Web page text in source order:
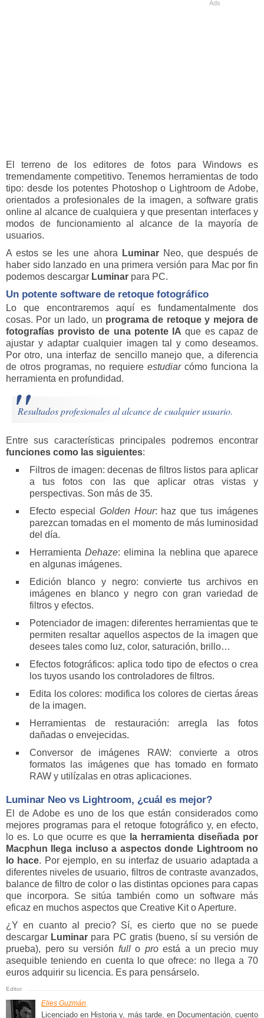
El terreno de los editores de fotos para Windows es
tremendamente competitivo. Tenemos herramientas de todo
tipo: desde los potentes Photoshop o Lightroom de Adobe,
orientados a profesionales de la imagen, a software gratis
online al alcance de cualquiera y que presentan interfaces y
modos de funcionamiento al alcance de la mayoría de
usuarios.
A estos se les une ahora
LuminarNeo, que después de
haber sido lanzado en una primera versión para Mac por fin
podemos descargar Luminar para PC.
Un potente software de retoque fotográfico
Lo que encontraremos aquí es fundamentalmente dos
cosas. Por un lado, un programa de retoque y mejora de
fotografías provisto de una potente IA que es capaz de
ajustar y adaptar cualquier imagen tal y como deseamos.
Por otro, una interfaz de sencillo manejo que, a diferencia
de otros programas, no requiere estudiarcómo funciona la
herramienta en profundidad.
Resultados profesionales al alcance de cualquier usuario.
Entre sus características principales podremos encontrar
funciones como las siguientes:
Filtros de imagen: decenas de filtros listos para aplicar
a tus fotos con las que aplicar otras vistas y
perspectivas. Son más de 35.
Efecto especial Golden Hour: haz que tus imágenes
parezcan tomadas en el momento de más luminosidad
del día.
HerramientaDehaze: elimina la neblina que aparece
en algunas imágenes.
Edición blanco y negro: convierte tus archivos en
imágenes en blanco y negro con gran variedad de
filtros y efectos.
Potenciador de imagen: diferentes herramientas que te
permiten resaltar aquellos aspectos de la imagen que
desees tales como luz, color, saturación, brillo…
Efectos fotográficos: aplica todo tipo de efectos o crea
los tuyos usando los controladores de filtros.
Edita los colores: modifica los colores de ciertas áreas
de la imagen.
Herramientas de restauración: arregla las fotos
dañadas o envejecidas.
Conversor de imágenes RAW: convierte a otros
formatos las imágenes que has tomado en formato
RAW y utilízalas en otras aplicaciones.
Luminar Neo vs Lightroom, ¿cuál es mejor?
El de Adobe es uno de los que están considerados como
mejores programas para el retoque fotográfico y, en efecto,
lo es. Lo que ocurre es que la herramienta diseñada por
Macphun llega incluso a aspectos donde Lightroom no
lo hace. Por ejemplo, en su interfaz de usuario adaptada a
diferentes niveles de usuario, filtros de contraste avanzados,
balance de filtro de color o las distintas opciones para capas
que incorpora. Se sitúa también como un software más
eficaz en muchos aspectos que Creative Kit o Aperture.
¿Y en cuanto al precio? Sí, es cierto que no se puede
descargar Luminar para PC gratis (bueno, sí su versión de
prueba), pero su versión fullo proestá a un precio muy
asequible teniendo en cuenta lo que ofrece: no llega a 70
euros adquirir su licencia. Es para pensárselo.
Elies Guzmán
Licenciado en Historia y, más tarde, en Documentación, cuento